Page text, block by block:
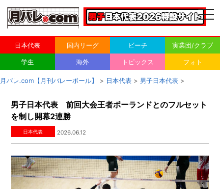
日本代表 国内リーグ ビーチ 実業団/クラブ
学生 海外 トピックス フォト
月バレ.com【月刊バレーボール】 > 日本代表 > 男子日本代表 >
男子日本代表 前回大会王者ポーランドとのフルセット
を制し開幕2連勝
日本代表 2026.06.12